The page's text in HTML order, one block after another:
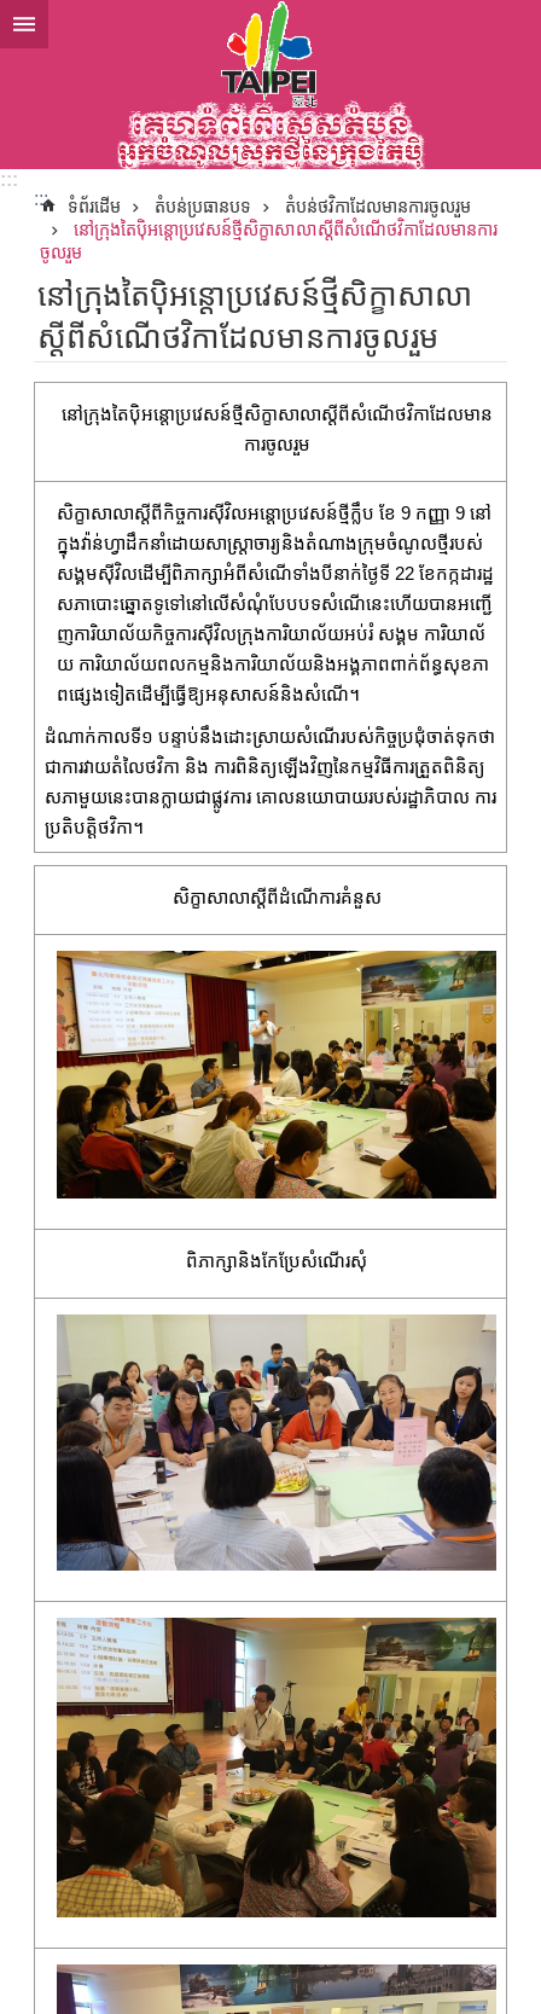
ទៅកាន់មាតិកាប្លុកមាតិកាសំខាន់
:::
:::
ទំព័រដើម តំបន់ប្រធានបទ
តំបន់ថវិកាដែលមានការចូលរួម
នៅក្រុងតៃប៉ិអន្តោប្រវេសន៍ថ្មីសិក្ខាសាលាស្តីពីសំណើថវិកាដែលមានការ
ចូលរួម
នៅក្រុងតៃប៉ិអន្តោប្រវេសន៍ថ្មីសិក្ខាសាលា
ស្តីពីសំណើថវិកាដែលមានការចូលរួម
នៅក្រុងតៃប៉ិអន្តោប្រវេសន៍ថ្មីសិក្ខាសាលាស្តីពីសំណើថវិកាដែលមាន
ការចូលរួម
សិក្ខាសាលាស្តីពីកិច្ចការស៊ីវិលអន្តោប្រវេសន៍ថ្មីក្លឹប ខែ 9 កញ្ញា 9 នៅ
ក្នុងវ៉ាន់ហ្វាដឹកនាំដោយសាស្រ្តាចារ្យនិងតំណាងក្រុមចំណូលថ្មីរបស់
សង្គមស៊ីវិលដើម្បីពិភាក្សាអំពីសំណើទាំងបីនាក់ថ្ងៃទី 22 ខែកក្កដារដ្ឋ
សភាបោះឆ្នោតទូទៅនៅលើសំណុំបែបបទសំណើនេះហើយបានអញ្ជើ
ញការិយាល័យកិច្ចការស៊ីវិលក្រុងការិយាល័យអប់រំ សង្គម ការិយាល័
យ ការិយាល័យពលកម្មនិងការិយាល័យនិងអង្គភាពពាក់ព័ន្ធសុខភា
ពផ្សេងទៀតដើម្បីធ្វើឱ្យអនុសាសន៍និងសំណើ។
ដំណាក់កាលទី១ បន្ទាប់នឹងដោះស្រាយសំណើរបស់កិច្ចប្រជុំចាត់ទុកថា
ជាការវាយតំលៃថវិកា និង ការពិនិត្យឡើងវិញនៃកម្មវិធីការត្រួតពិនិត្យ
សភាមួយនេះបានក្លាយជាផ្លូវការ គោលនយោបាយរបស់រដ្ឋាភិបាល ការ
ប្រតិបត្តិថវិកា។
សិក្ខាសាលាស្តីពីដំណើការគំនួស
ពិភាក្សានិងកែប្រែសំណើរសុំ